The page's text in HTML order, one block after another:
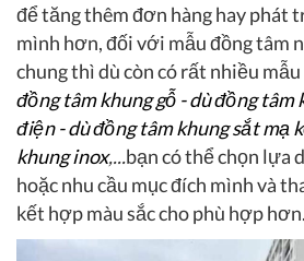
để tăng thêm đơn hàng hay phát
mình hơn, đối với mẫu đồng tâm
chung thì dù còn có rất nhiều
đồng tâm khung gỗ - dù đồng
điện - dù đồng tâm khung sắt mạ
khung inox,...bạn có thể chọn lựa
hoặc nhu cầu mục đích mình và
kết hợp màu sắc cho phù hợp hơn.